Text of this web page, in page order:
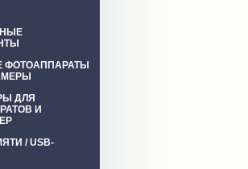
ФОТОАППАРАТЫ
ДЛЯ
И
/ USB-